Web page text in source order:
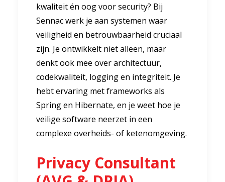
kwaliteit én oog voor security? Bij
Sennac werk je aan systemen waar
veiligheid en betrouwbaarheid cruciaal
zijn. Je ontwikkelt niet alleen, maar
denkt ook mee over architectuur,
codekwaliteit, logging en integriteit. Je
hebt ervaring met frameworks als
Spring en Hibernate, en je weet hoe je
veilige software neerzet in een
complexe overheids- of ketenomgeving.
Privacy Consultant